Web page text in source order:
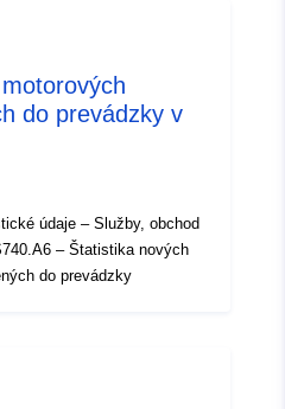
Q35882#ID
do prevádzky v
údaje – Služby, obchod
– Štatistika nových
do prevádzky